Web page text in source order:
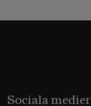
Sociala medier